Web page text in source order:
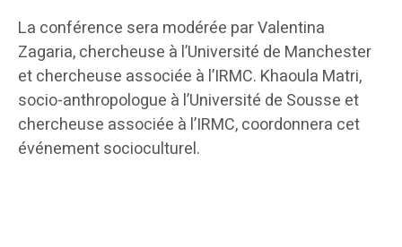
La conférence sera modérée par Valentina
Zagaria, chercheuse à l’Université de Manchester
et chercheuse associée à l’IRMC. Khaoula Matri,
socio-anthropologue à l’Université de Sousse et
chercheuse associée à l’IRMC, coordonnera cet
événement socioculturel.